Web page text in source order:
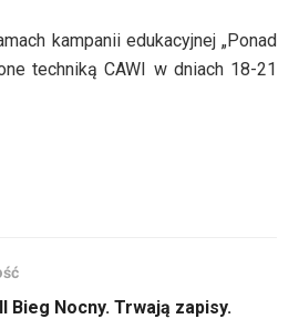
lub
zmniejszyć
kampanii edukacyjnej „Ponad
techniką CAWI w dniach 18-21
Bieg Nocny. Trwają zapisy.